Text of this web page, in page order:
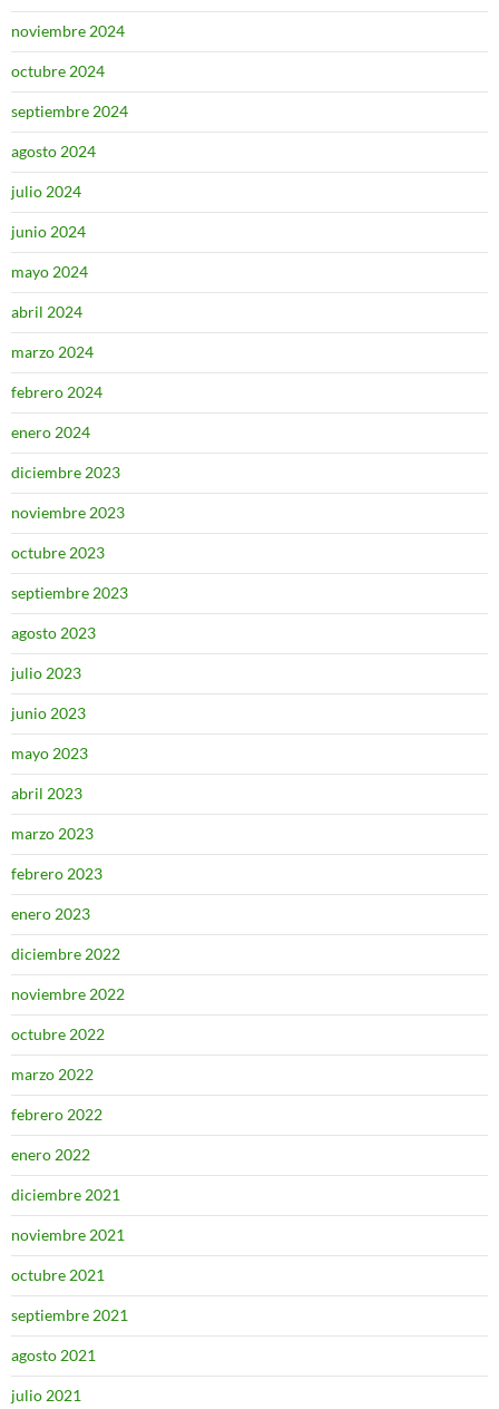
noviembre 2024
octubre 2024
septiembre 2024
agosto 2024
julio 2024
junio 2024
mayo 2024
abril 2024
marzo 2024
febrero 2024
enero 2024
diciembre 2023
noviembre 2023
octubre 2023
septiembre 2023
agosto 2023
julio 2023
junio 2023
mayo 2023
abril 2023
marzo 2023
febrero 2023
enero 2023
diciembre 2022
noviembre 2022
octubre 2022
marzo 2022
febrero 2022
enero 2022
diciembre 2021
noviembre 2021
octubre 2021
septiembre 2021
agosto 2021
julio 2021